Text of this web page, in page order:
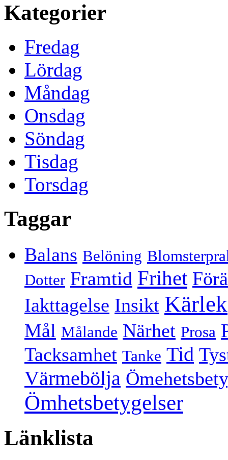
Kategorier
Fredag
Lördag
Måndag
Onsdag
Söndag
Tisdag
Torsdag
Taggar
Balans Belöning
Dotter Framtid Frihet
Iakttagelse Insikt Kärlek
Mål Målande Närhet Prosa
Tacksamhet Tanke Tid
Värmebölja
Ömhetsbetygelser
Länklista